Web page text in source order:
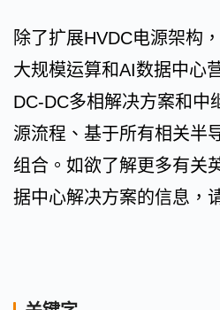
除了扩展HVDC电源架构
大规模运算和AI数据中心
DC-DC多相解决方案和中
源流程、基于所有相关半
组合。如欲了解更多有关
据中心解决方案的信息，